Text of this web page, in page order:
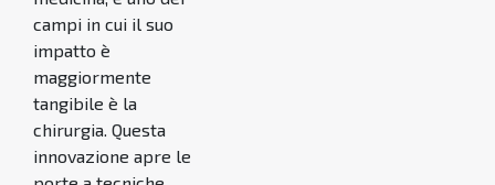
campi in cui il suo
impatto è
maggiormente
tangibile è la
chirurgia. Questa
innovazione apre le